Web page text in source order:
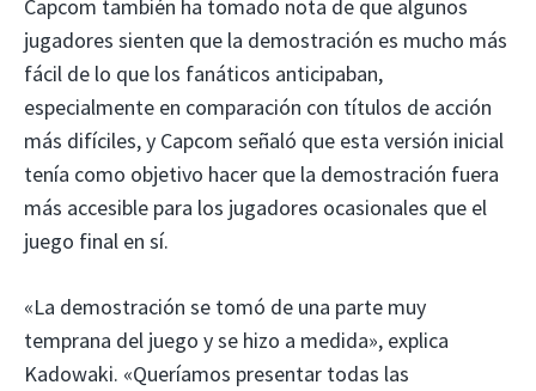
Capcom también ha tomado nota de que algunos
jugadores sienten que la demostración es mucho más
fácil de lo que los fanáticos anticipaban,
especialmente en comparación con títulos de acción
más difíciles, y Capcom señaló que esta versión inicial
tenía como objetivo hacer que la demostración fuera
más accesible para los jugadores ocasionales que el
juego final en sí.
«La demostración se tomó de una parte muy
temprana del juego y se hizo a medida», explica
Kadowaki. «Queríamos presentar todas las